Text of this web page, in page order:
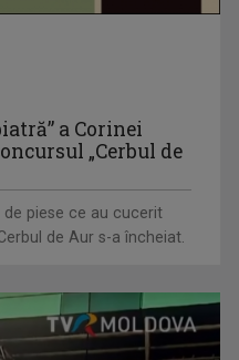
istorică la Europene. În
a Corinei
„Cerbul de
piese ce au cucerit
de Aur s-a încheiat.